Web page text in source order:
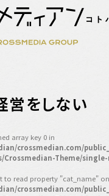
ができるまで
をしない
array key 0 in
crossmedian.com/
Theme/
to read property "cat_name"
crossmedian.com/